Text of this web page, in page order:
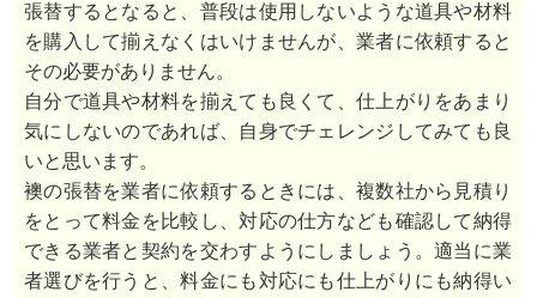
張替するとなると、普段は使用しないような道具や材料
を購入して揃えなくはいけませんが、業者に依頼すると
その必要がありません。
自分で道具や材料を揃えても良くて、仕上がりをあまり
気にしないのであれば、自身でチェレンジしてみても良
いと思います。
襖の張替を業者に依頼するときには、複数社から見積り
をとって料金を比較し、対応の仕方なども確認して納得
できる業者と契約を交わすようにしましょう。適当に業
者選びを行うと、料金にも対応にも仕上がりにも納得い